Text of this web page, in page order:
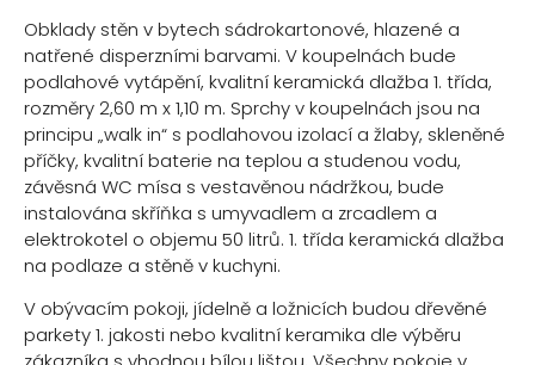
Obklady stěn v bytech sádrokartonové, hlazené a
natřené disperzními barvami. V koupelnách bude
podlahové vytápění, kvalitní keramická dlažba 1. třída,
rozměry 2,60 m x 1,10 m. Sprchy v koupelnách jsou na
principu „walk in“ s podlahovou izolací a žlaby, skleněné
příčky, kvalitní baterie na teplou a studenou vodu,
závěsná WC mísa s vestavěnou nádržkou, bude
instalována skříňka s umyvadlem a zrcadlem a
elektrokotel o objemu 50 litrů. 1. třída keramická dlažba
na podlaze a stěně v kuchyni.
V obývacím pokoji, jídelně a ložnicích budou dřevěné
parkety 1. jakosti nebo kvalitní keramika dle výběru